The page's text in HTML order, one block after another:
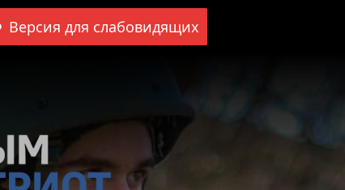
Версия для слабовидящих